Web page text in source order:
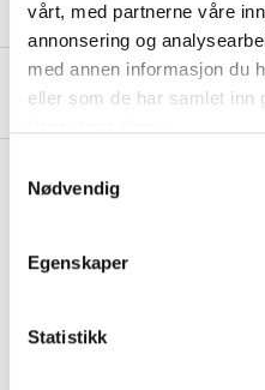
vårt, med partnerne våre
annonsering og
med annen informasjon du
eller som de har samlet inn
Nødvendig
Egenskaper
Statistikk
About the
Pay & Collect in your